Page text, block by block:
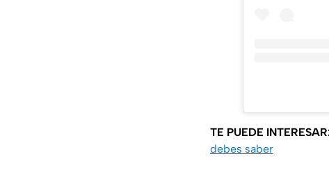
TE PUEDE
debes saber